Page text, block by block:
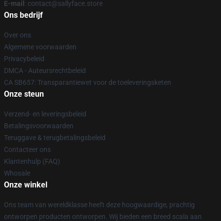
E-mail : contact@sallyface.store
Ons bedrijf
Over ons
Algemene voorwaarden
Privacybeleid
DMCA - Auteursrechtbeleid
CA SB657: Transparantiewet voor de toeleveringsketen
Onze steun
Verzend- en leveringsbeleid
Betalingsvoorwaarden
Teruggave & terugbetalingsbeleid
Contacteer ons
Klantenhulp (FAQ)
Whosale
Onze winkel
Ons team van wereldklasse heeft deze hoogwaardige, prachtig
ontworpen producten ontworpen. Wij bieden een breed scala aan